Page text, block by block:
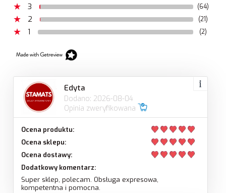
3 (64)
2 (21)
1 (2)
Edyta
Dodano: 2026-08-04
Opinia zweryfikowana
Ocena produktu:
Ocena sklepu:
Ocena dostawy:
Dodatkowy komentarz:
Super sklep, polecam. Obsługa expresowa,
kompetentna i pomocna.